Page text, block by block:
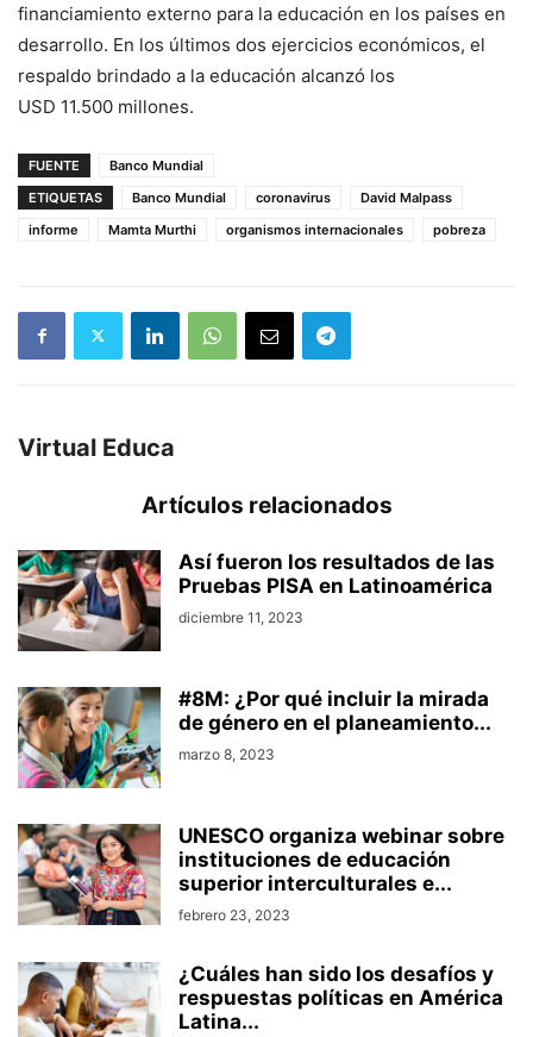
financiamiento externo para la educación en los países en
desarrollo. En los últimos dos ejercicios económicos, el
respaldo brindado a la educación alcanzó los
USD 11.500 millones.
FUENTE
Banco Mundial
ETIQUETAS
Banco Mundial coronavirus
David Malpass
informe
Mamta Murthi organismos internacionales pobreza
Virtual Educa
Artículos relacionados
Así fueron los resultados de las
Pruebas PISA en Latinoamérica
diciembre 11, 2023
#8M: ¿Por qué incluir la mirada
de género en el planeamiento...
marzo 8, 2023
UNESCO organiza webinar sobre
instituciones de educación
superior interculturales e...
febrero 23, 2023
¿Cuáles han sido los desafíos y
respuestas políticas en América
Latina...